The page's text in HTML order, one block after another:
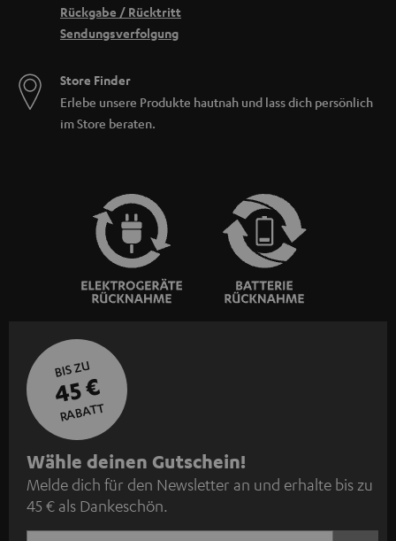
Rückgabe / Rücktritt
Sendungsverfolgung
Store Finder
Erlebe unsere Produkte hautnah und lass dich persönlich
im Store beraten.
BIS ZU
45 €
RABATT
N
e
w
Wähle deinen Gutschein!
Melde dich für den Newsletter an und erhalte bis zu
45 € als Dankeschön.